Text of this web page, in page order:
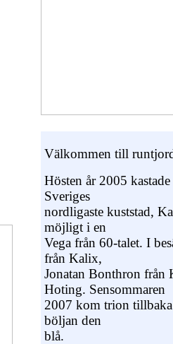
Välkommen till
Hösten år 2005
Sveriges
nordligaste kuststad,
möjligt i en
Vega från 60-talet. I
från Kalix,
Jonatan Bonthron från
Hoting. Sensommaren
2007 kom trion tillbaka
böljan den
blå.